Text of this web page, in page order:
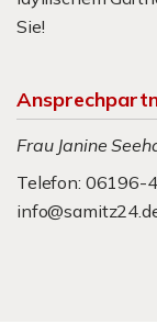
Sie!
Frau Janine
Telefon: 06196-